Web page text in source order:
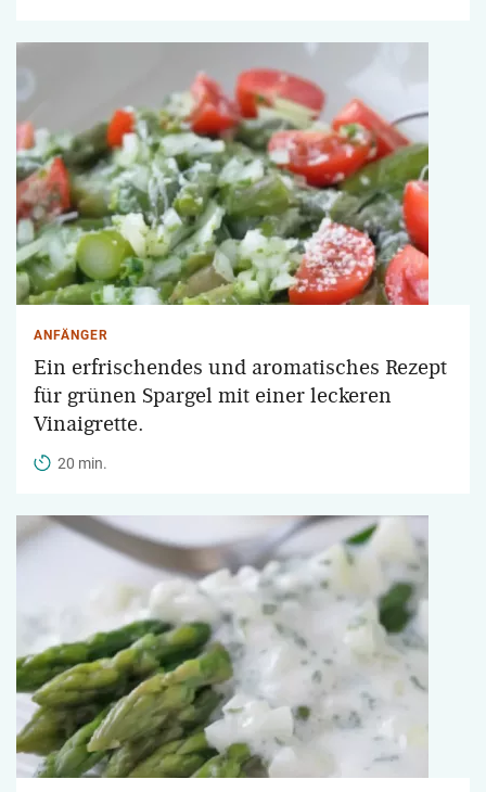
ANFÄNGER
Ein erfrischendes und aromatisches Rezept
für grünen Spargel mit einer leckeren
Vinaigrette.
20 min.